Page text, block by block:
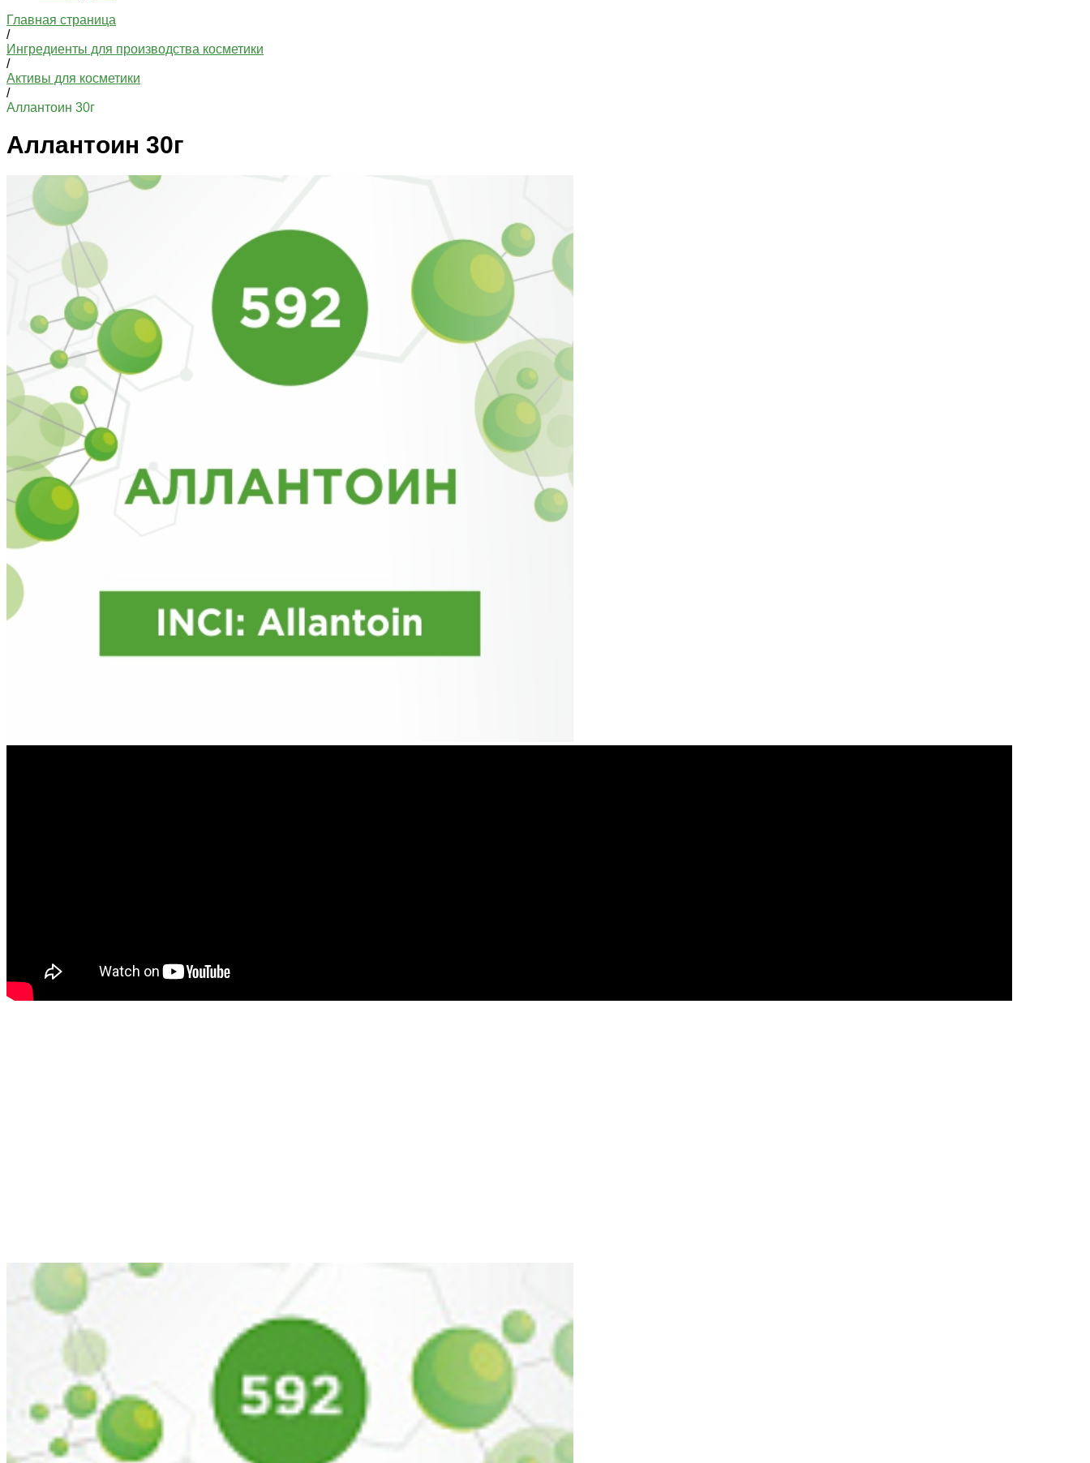
Главная страница
/
Ингредиенты для производства косметики
/
Активы для косметики
/
Аллантоин 30г
Аллантоин 30г